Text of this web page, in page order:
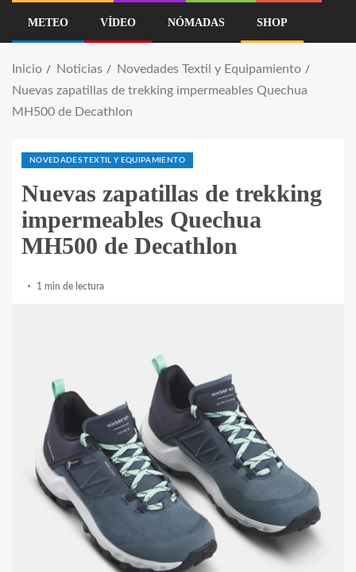
METEO VÍDEO NÓMADAS SHOP
Inicio Noticias
Novedades Textil y Equipamiento
Nuevas zapatillas de trekking impermeables Quechua
MH500 de Decathlon
NOVEDADES TEXTIL Y EQUIPAMIENTO
Nuevas zapatillas de trekking
impermeables Quechua
MH500 de Decathlon
1 min de lectura